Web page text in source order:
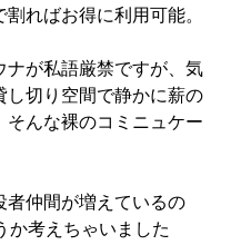
ればお得に利用可能。
が私語厳禁ですが、気
し切り空間で静かに薪の
んな裸のコミニュケー
仲間が増えているの
か考えちゃいました